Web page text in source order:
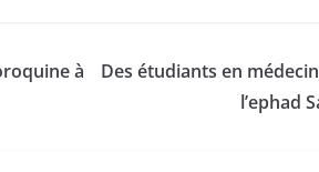
à
Des étudiants en
l’ephad